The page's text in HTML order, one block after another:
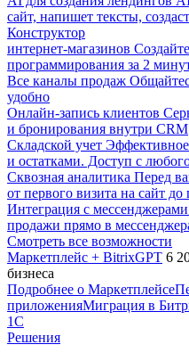
сайт, напишет тексты,
Конструктор
интернет-магазинов
программирования за 2
Все каналы продаж
удобно
Онлайн-запись клиентов
и бронирования внутри CRM
Складской учет
и остатками. Доступ с
Сквозная аналитика Перед
от первого визита на сайт
Интеграция с мессенджерами
продажи прямо в
Смотреть все возможности
Маркетплейс + BitrixGPT 6
бизнеса
Подробнее о Маркетплейсе
приложенияМиграция в
1С
Решения